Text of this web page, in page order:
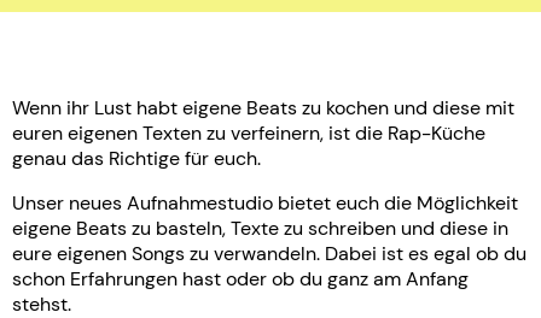
Wenn ihr Lust habt eigene Beats zu kochen und diese mit
euren eigenen Texten zu verfeinern, ist die Rap-Küche
genau das Richtige für euch.
Unser neues Aufnahmestudio bietet euch die Möglichkeit
eigene Beats zu basteln, Texte zu schreiben und diese in
eure eigenen Songs zu verwandeln. Dabei ist es egal ob du
schon Erfahrungen hast oder ob du ganz am Anfang
stehst.